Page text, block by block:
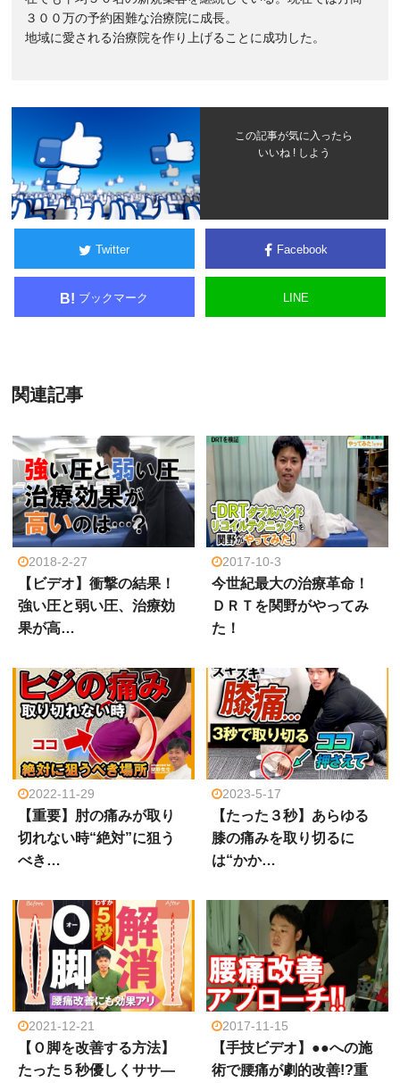
３００万の予約困難な治療院に成長。
地域に愛される治療院を作り上げることに成功した。
この記事が気に入ったら
いいね ! しよう
Twitter Facebook
B! ブックマーク LINE
関連記事
2018-2-27
【ビデオ】衝撃の結果！
強い圧と弱い圧、治療効
果が高…
2017-10-3
今世紀最大の治療革命！
ＤＲＴを関野がやってみ
た！
2022-11-29
【重要】肘の痛みが取り
切れない時“絶対”に狙う
べき…
2023-5-17
【たった３秒】あらゆる
膝の痛みを取り切るに
は“かか…
2021-12-21
【Ｏ脚を改善する方法】
たった５秒優しくササ―
2017-11-15
【手技ビデオ】●●への施
術で腰痛が劇的改善!?重